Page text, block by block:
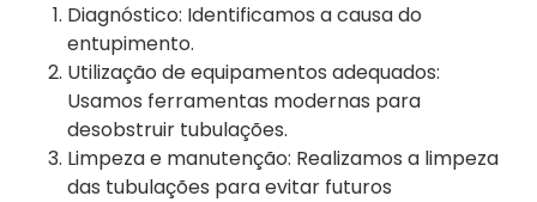
Diagnóstico: Identificamos a causa do
entupimento.
Utilização de equipamentos adequados:
Usamos ferramentas modernas para
desobstruir tubulações.
Limpeza e manutenção: Realizamos a limpeza
das tubulações para evitar futuros